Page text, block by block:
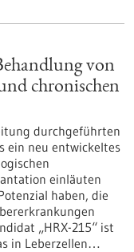
von
chronischen
durchgeführten
ein neu entwickeltes
einläuten
haben, die
„HRX-215“ ist
in Leberzellen…